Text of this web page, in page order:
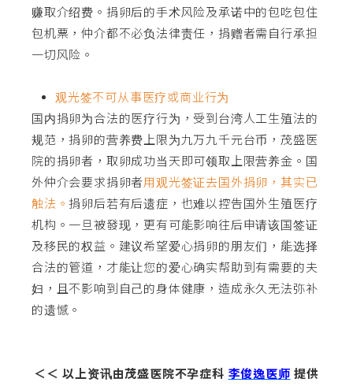
赚取介绍费。捐卵后的手术风险及承诺中的包吃包住
包机票，仲介都不必负法律责任，捐赠者需自行承担
一切风险。
观光签不可从事医疗或商业行为
国内捐卵为合法的医疗行为，受到台湾人工生殖法的
规范，捐卵的营养费上限为九万九千元台币，茂盛医
院的捐卵者，取卵成功当天即可领取上限营养金。国
外仲介会要求捐卵者用观光签证去国外捐卵，其实已
触法。捐卵后若有后遗症，也难以控告国外生殖医疗
机构。一旦被發现，更有可能影响往后申请该国签证
及移民的权益。建议希望爱心捐卵的朋友们，能选择
合法的管道，才能让您的爱心确实帮助到有需要的夫
妇，且不影响到自己的身体健康，造成永久无法弥补
的遗憾。
＜＜ 以上资讯由茂盛医院不孕症科 李俊逸医师 提供